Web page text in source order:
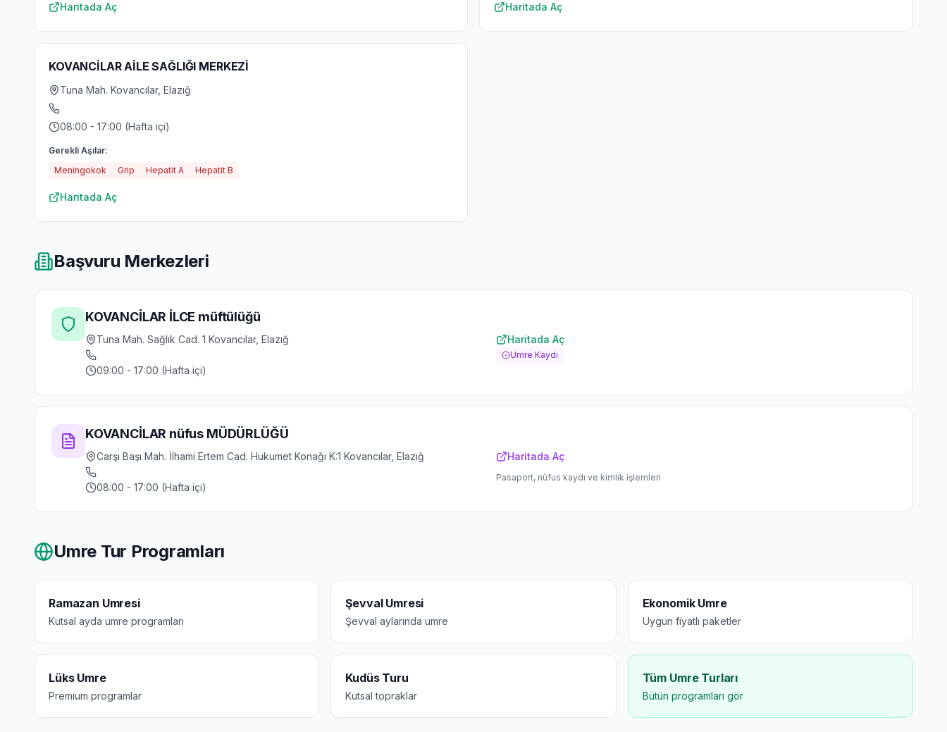
Haritada Aç Haritada Aç
KOVANCİLAR AİLE SAĞLIĞI MERKEZİ
Tuna Mah. Kovancılar, Elazığ
08:00 - 17:00 (Hafta içi)
Gerekli Aşılar:
Meningokok
Grip Hepatit A Hepatit B
Haritada Aç
Başvuru Merkezleri
KOVANCİLAR İLCE müftülüğü
Tuna Mah. Sağlık Cad. 1 Kovancılar, Elazığ
09:00 - 17:00 (Hafta içi)
Haritada Aç
Umre Kaydı
KOVANCİLAR nüfus MÜDÜRLÜĞÜ
Carşı Başı Mah. İlhami Ertem Cad. Hukumet Konağı K:1 Kovancılar, Elazığ
08:00 - 17:00 (Hafta içi)
Haritada Aç
Pasaport, nüfus kaydı ve kimlik işlemleri
Umre Tur Programları
Ramazan Umresi
Kutsal ayda umre programları
Şevval Umresi
Şevval aylarında umre
Ekonomik Umre
Uygun fiyatlı paketler
Lüks Umre
Premium programlar
Kudüs Turu
Kutsal topraklar
Tüm Umre Turları
Bütün programları gör